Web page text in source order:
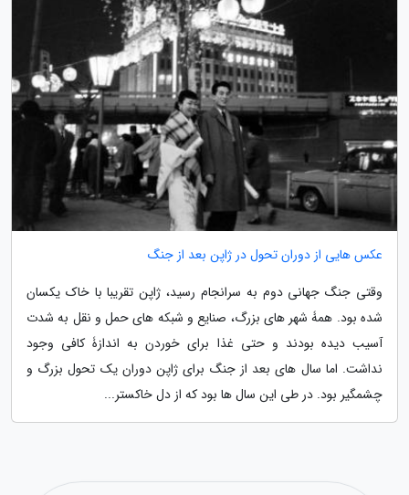
عکس هایی از دوران تحول در ژاپن بعد از جنگ
وقتی جنگ جهانی دوم به سرانجام رسید، ژاپن تقریبا با خاک یکسان
شده بود. همۀ شهر های بزرگ، صنایع و شبکه های حمل و نقل به شدت
آسیب دیده بودند و حتی غذا برای خوردن به اندازۀ کافی وجود
نداشت. اما سال های بعد از جنگ برای ژاپن دوران یک تحول بزرگ و
چشمگیر بود. در طی این سال ها بود که از دل خاکستر...